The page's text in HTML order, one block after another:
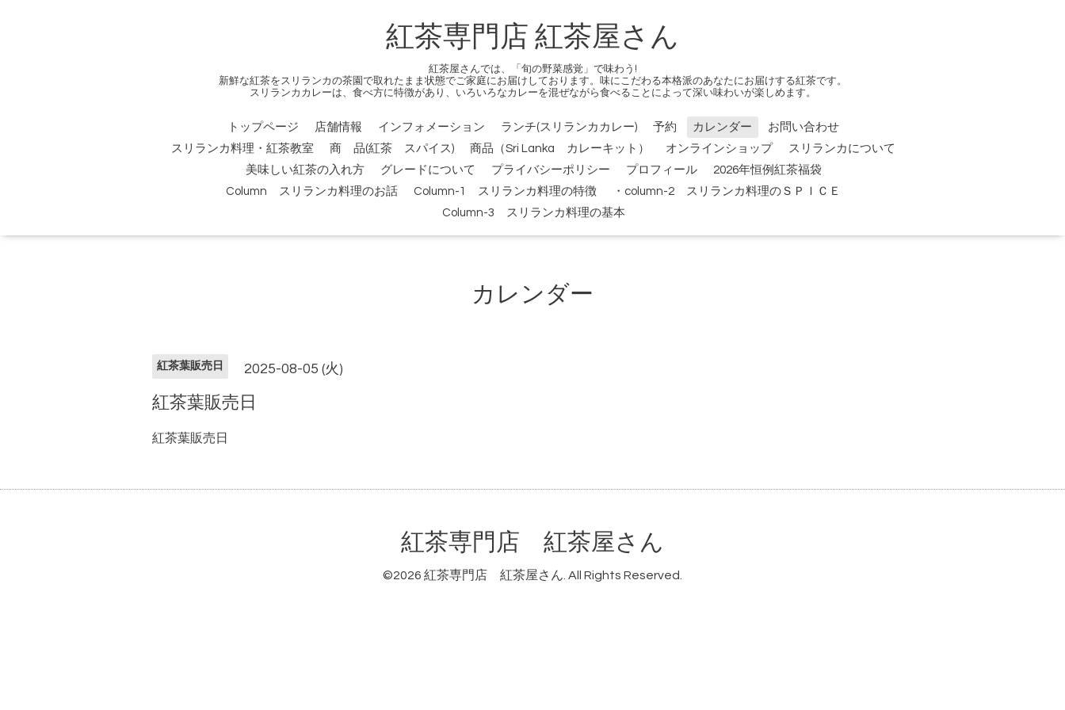
紅茶専門店 紅茶屋さん
紅茶屋さんでは、「旬の野菜感覚」で味わう!
新鮮な紅茶をスリランカの茶園で取れたまま状態でご家庭にお届けしております。味にこだわる本格派のあなたにお届けする紅茶です。
スリランカカレーは、食べ方に特徴があり、いろいろなカレーを混ぜながら食べることによって深い味わいが楽しめます。
トップページ 店舗情報 インフォメーション ランチ(スリランカカレー) 予約 カレンダー
お問い合わせ
スリランカ料理・紅茶教室
商 品(紅茶 スパイス) 商品（Sri Lanka カレーキット） オンラインショップ
スリランカについて
美味しい紅茶の入れ方
グレードについて プライバシーポリシー プロフィール
2026年恒例紅茶福袋
Column スリランカ料理のお話
Column-1 スリランカ料理の特徴
・column-2 スリランカ料理のＳＰＩＣＥ
Column-3 スリランカ料理の基本
カレンダー
紅茶葉販売日 2025-08-05 (火)
紅茶葉販売日
紅茶葉販売日
紅茶専門店 紅茶屋さん
©2026 紅茶専門店 紅茶屋さん. All Rights Reserved.